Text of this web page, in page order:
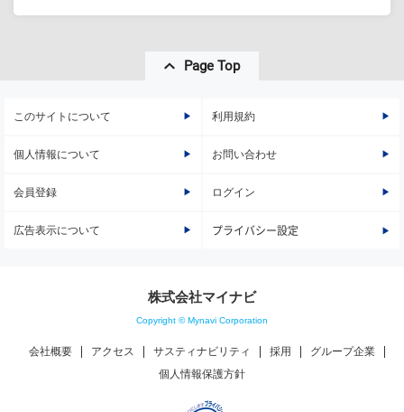
Page Top
このサイトについて 利用規約
個人情報について お問い合わせ
会員登録 ログイン
広告表示について プライバシー設定
株式会社マイナビ
Copyright © Mynavi Corporation
会社概要 アクセス サスティナビリティ 採用
グループ企業
個人情報保護方針